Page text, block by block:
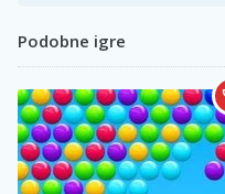
Podobne igre